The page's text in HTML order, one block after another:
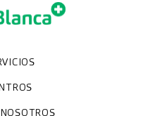
por la imagen
médicas